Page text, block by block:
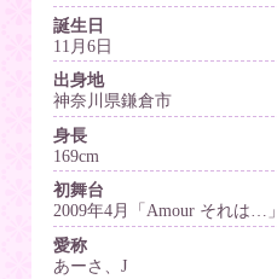
誕生日
11月6日
出身地
神奈川県鎌倉市
身長
169cm
初舞台
2009年4月「Amour それは…」
愛称
あーさ、J